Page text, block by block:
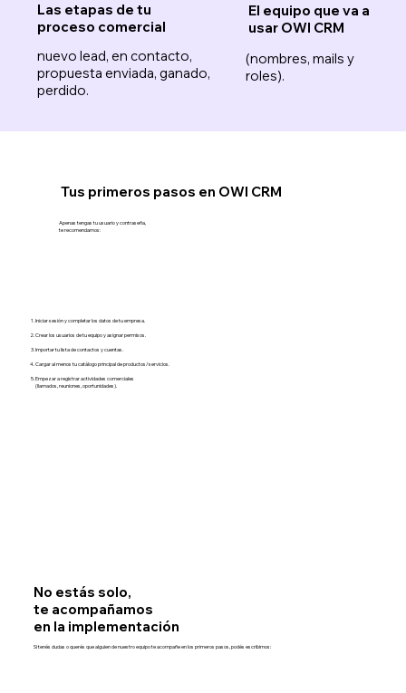
Las etapas de tu
proceso comercial
nuevo lead, en contacto,
propuesta enviada, ganado,
perdido.
El equipo que va a
usar OWI CRM
(nombres, mails y
roles).
Iniciar sesión ycompletar los datos de tu empresa.
Crear los usuarios de tu equipoy asignar permisos.
Importar tulista de contactos y cuentas.
Cargar al menos tucatálogo principal de productos/servicios.
Empezar aregistrar actividades comerciales
(llamados, reuniones, oportunidades).
Tus primeros pasos en OWI CRM
Apenas tengas tu usuario y contraseña,
te recomendamos:
No estás solo,
te acompañamos
en la implementación
Si tenés dudas o querés que alguien de nuestro equipo te acompañe en los primeros pasos, podés escribirnos: